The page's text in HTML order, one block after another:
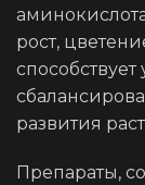
рост,
развития
Препараты,